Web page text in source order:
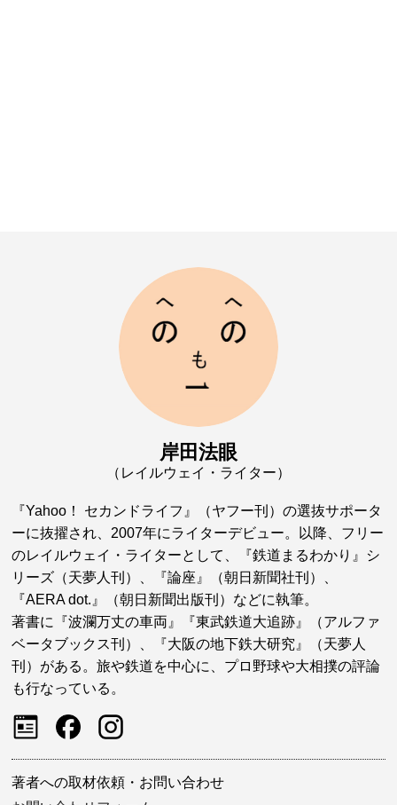
岸田法眼
（レイルウェイ・ライター）
『Yahoo！ セカンドライフ』（ヤフー刊）の選抜サポータ
ーに抜擢され、2007年にライターデビュー。以降、フリー
のレイルウェイ・ライターとして、『鉄道まるわかり』シ
リーズ（天夢人刊）、『論座』（朝日新聞社刊）、
『AERA dot.』（朝日新聞出版刊）などに執筆。
著書に『波瀾万丈の車両』『東武鉄道大追跡』（アルファ
ベータブックス刊）、『大阪の地下鉄大研究』（天夢人
刊）がある。旅や鉄道を中心に、プロ野球や大相撲の評論
も行なっている。
著者への取材依頼・お問い合わせ